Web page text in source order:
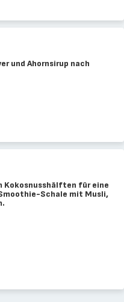
und Ahornsirup nach
Kokosnusshälften für eine
Schale mit Musli,